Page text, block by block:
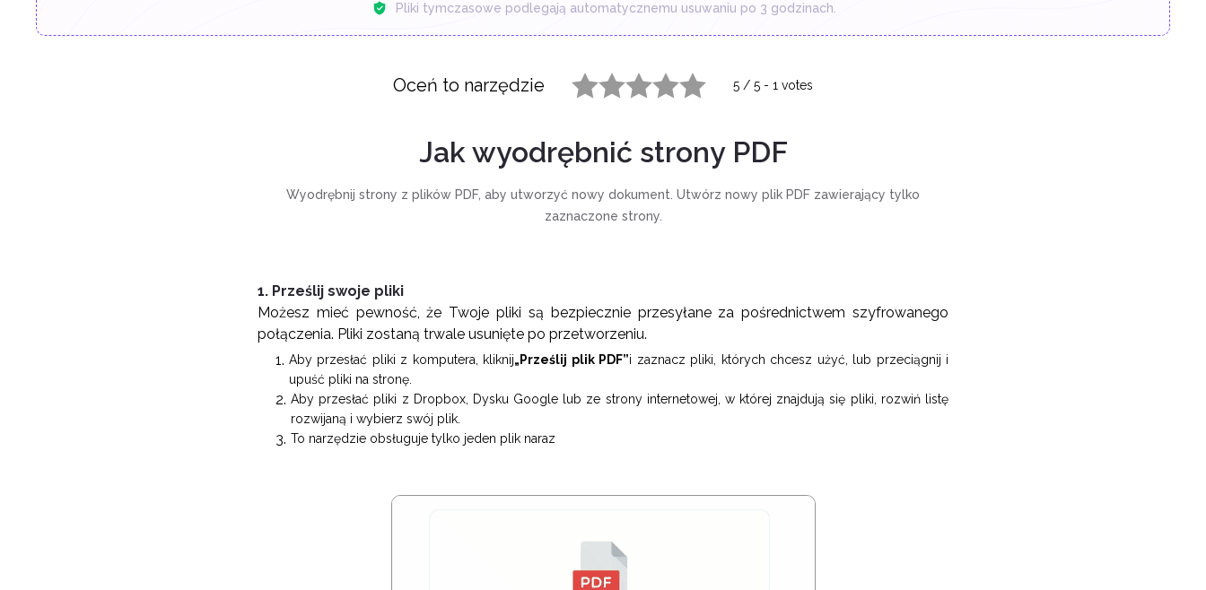
Pliki tymczasowe podlegają automatycznemu usuwaniu po 3 godzinach.
Oceń to narzędzie 5 / 5 - 1 votes
Jak wyodrębnić strony PDF
Wyodrębnij strony z plików PDF, aby utworzyć nowy dokument. Utwórz nowy plik PDF zawierający tylko
zaznaczone strony.
1. Prześlij swoje pliki
Możesz mieć pewność, że Twoje pliki są bezpiecznie przesyłane za pośrednictwem szyfrowanego
połączenia. Pliki zostaną trwale usunięte po przetworzeniu.
Aby przesłać pliki z komputera, kliknij„Prześlij plik PDF”i zaznacz pliki, których chcesz użyć, lub przeciągnij i
upuść pliki na stronę.
Aby przesłać pliki z Dropbox, Dysku Google lub ze strony internetowej, w której znajdują się pliki, rozwiń listę
rozwijaną i wybierz swój plik.
To narzędzie obsługuje tylko jeden plik naraz